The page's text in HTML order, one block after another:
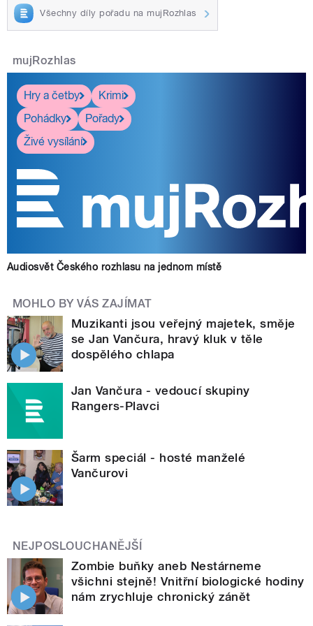
Všechny díly pořadu na mujRozhlas
mujRozhlas
Hry a četby
Krimi
Pohádky
Pořady
Živé vysílání
Audiosvět Českého rozhlasu na jednom místě
MOHLO BY VÁS ZAJÍMAT
Muzikanti jsou veřejný majetek, směje
se Jan Vančura, hravý kluk v těle
dospělého chlapa
Jan Vančura - vedoucí skupiny
Rangers-Plavci
Šarm speciál - hosté manželé
Vančurovi
NEJPOSLOUCHANĚJŠÍ
Zombie buňky aneb Nestárneme
všichni stejně! Vnitřní biologické hodiny
nám zrychluje chronický zánět